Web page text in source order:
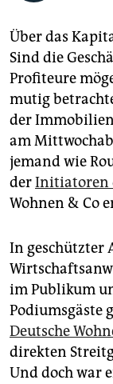
unterstützen
abo
genossenschaft
epaper login
Über das
Sind die
Profiteure
mutig
der
am
jemand wie
derInitiatoren
Wohnen & Co
In geschützter
im Publikum
Podiumsgäste
Deutsche
direkten
Und doch war